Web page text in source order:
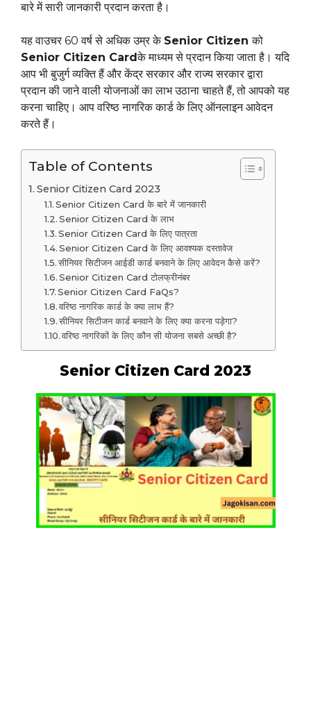
बारे में सारी जानकारी प्रदान करता है।
यह वाउचर 60 वर्ष से अधिक उम्र के Senior Citizenको
Senior Citizen Cardके माध्यम से प्रदान किया जाता है। यदि
आप भी बुजुर्ग व्यक्ति हैं और केंद्र सरकार और राज्य सरकार द्वारा
प्रदान की जाने वाली योजनाओं का लाभ उठाना चाहते हैं, तो आपको यह
करना चाहिए। आप वरिष्ठ नागरिक कार्ड के लिए ऑनलाइन आवेदन
करते हैं।
Table of Contents
Senior Citizen Card 2023
Senior Citizen Card के बारे में जानकारी
Senior Citizen Card के लाभ
Senior Citizen Card के लिए पात्रता
Senior Citizen Card के लिए आवश्यक दस्तावेज
सीनियर सिटीजन आईडी कार्ड बनवाने के लिए आवेदन कैसे करें?
Senior Citizen Card टोलफ्रीनंबर
Senior Citizen Card FaQs?
वरिष्ठ नागरिक कार्ड के क्या लाभ हैं?
सीनियर सिटीजन कार्ड बनवाने के लिए क्या करना पड़ेगा?
वरिष्ठ नागरिकों के लिए कौन सी योजना सबसे अच्छी है?
Senior Citizen Card 2023